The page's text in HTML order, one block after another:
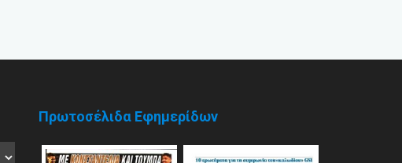
Πρωτοσέλιδα Εφημερίδων